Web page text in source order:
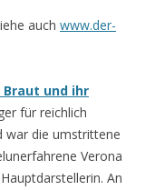
auch www.der-
und ihr
für reichlich
war die umstrittene
Verona
An